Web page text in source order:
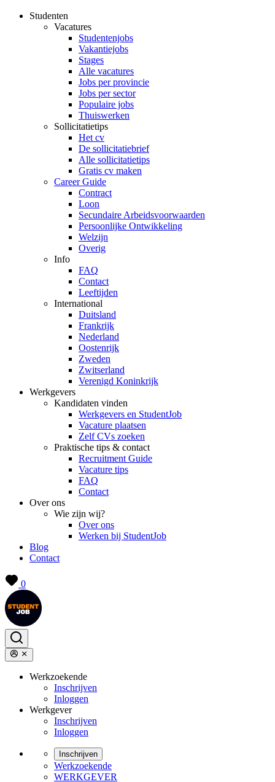
Studenten
Vacatures
Studentenjobs
Vakantiejobs
Stages
Alle vacatures
Jobs per provincie
Jobs per sector
Populaire jobs
Thuiswerken
Sollicitatietips
Het cv
De sollicitatiebrief
Alle sollicitatietips
Gratis cv maken
Career Guide
Contract
Loon
Secundaire Arbeidsvoorwaarden
Persoonlijke Ontwikkeling
Welzijn
Overig
Info
FAQ
Contact
Leeftijden
International
Duitsland
Frankrijk
Nederland
Oostenrijk
Zweden
Zwitserland
Verenigd Koninkrijk
Werkgevers
Kandidaten vinden
Werkgevers en StudentJob
Vacature plaatsen
Zelf CVs zoeken
Praktische tips & contact
Recruitment Guide
Vacature tips
FAQ
Contact
Over ons
Wie zijn wij?
Over ons
Werken bij StudentJob
Blog
Contact
0
Werkzoekende
Inschrijven
Inloggen
Werkgever
Inschrijven
Inloggen
Inschrijven
Werkzoekende
WERKGEVER